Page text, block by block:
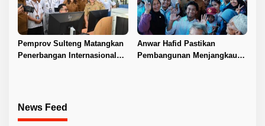
Pemprov Sulteng Matangkan
Penerbangan Internasional
Anwar Hafid Pastikan
Pembangunan Menjangkau
News Feed